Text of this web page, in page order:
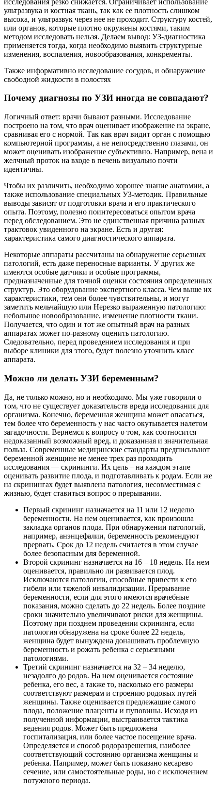
ультразвука и костная ткань, так как ее плотность слишком
высока, и ультразвук через нее не проходит. Структуру костей,
или органов, которые плотно окружены костями, таким
методом исследовать нельзя. Делаем вывод: УЗ-диагностика
применяется тогда, когда необходимо выявить структурные
изменения, воспаления, новообразования, конкременты.
Также информативно исследование сосудов, и обнаружение
свободной жидкости в полостях
Почему диагнозы по УЗИ иногда не совпадают?
Логичный ответ: врачи бывают разными. Исследование
построено на том, что врач оценивает изображение на экране,
сравнивая его с нормой. Так как врач видит орган с помощью
компьютерной программы, а не непосредственно глазами, он
может оценивать изображение субъективно. Например, вена и
желчный проток на входе в печень визуально почти
идентичны.
Чтобы их различить, необходимо хорошее знание анатомии, а
также использование специальных УЗ-методик. Правильные
выводы зависят от подготовки врача и его практического
опыта. Поэтому, полезно поинтересоваться опытом врача
перед обследованием. Это не единственная причина разных
трактовок увиденного на экране. Есть и другая:
характеристика самого диагностического аппарата.
Некоторые аппараты рассчитаны на обнаружение серьезных
патологий, есть даже переносные варианты. У других же
имеются особые датчики и особые программы,
предназначенные для точной оценки состояния определенных
структур. Это оборудование экспертного класса. Чем выше их
характеристики, тем они более чувствительны, и могут
заметить мельчайшую или Нерезко выраженную патологию:
небольшое новообразование, изменение плотности ткани.
Получается, что один и тот же опытный врач на разных
аппаратах может по-разному оценить патологию.
Следовательно, перед проведением исследования и при
выборе клиники для этого, будет полезно уточнить класс
аппарата.
Можно ли делать УЗИ беременным?
Да, не только можно, но и необходимо. Мы уже говорили о
том, что не существует доказательств вреда исследования для
организма. Конечно, беременная женщина может опасаться,
тем более что беременность у нас часто окутывается налетом
загадочности. Вернемся к вопросу о том, как соотносится
недоказанный возможный вред, и доказанная и значительная
польза. Современные медицинские стандарты предписывают
беременной женщине не менее трех раз проходить
исследования — скрининги. Их цель – на каждом этапе
оценивать развитие плода, и подготавливать к родам. Если же
на скринингах будет выявлена патология, несовместимая с
жизнью, будет ставиться вопрос о прерывании.
Первый скрининг назначается на 11 или 12 неделю
беременности. На нем оценивается, как произошла
закладка органов плода. При обнаружении патологий,
например, анэнцефалии, беременность рекомендуют
прервать. Срок до 12 недель считается в этом случае
более безопасным для беременной.
Второй скрининг назначается на 16 – 18 недель. На нем
оценивается, правильно ли развивается плод.
Исключаются патологии, способные привести к его
гибели или тяжелой инвалидизации. Прерывание
беременности, если для этого имеются врачебные
показания, можно сделать до 22 недель. Более поздние
сроки значительно увеличивают риски для женщины.
Поэтому при позднем проведении скрининга, если
патология обнаружена на сроке более 22 недель,
женщина будет вынуждена донашивать проблемную
беременность и рожать ребенка с серьезными
патологиями.
Третий скрининг назначается на 32 – 34 неделю,
незадолго до родов. На нем оценивается состояние
ребенка, его вес, а также то, насколько его размеры
соответствуют размерам и строению родовых путей
женщины. Также оценивается предлежащие самого
плода, положение плаценты и пуповины. Исходя из
полученной информации, выстраивается тактика
ведения родов. Может быть предложена
госпитализация, или более частое посещение врача.
Определяется и способ родоразрешения, наиболее
соответствующий состоянию организма женщины и
ребенка. Например, может быть показано кесарево
сечение, или самостоятельные роды, но с исключением
потужного периода.